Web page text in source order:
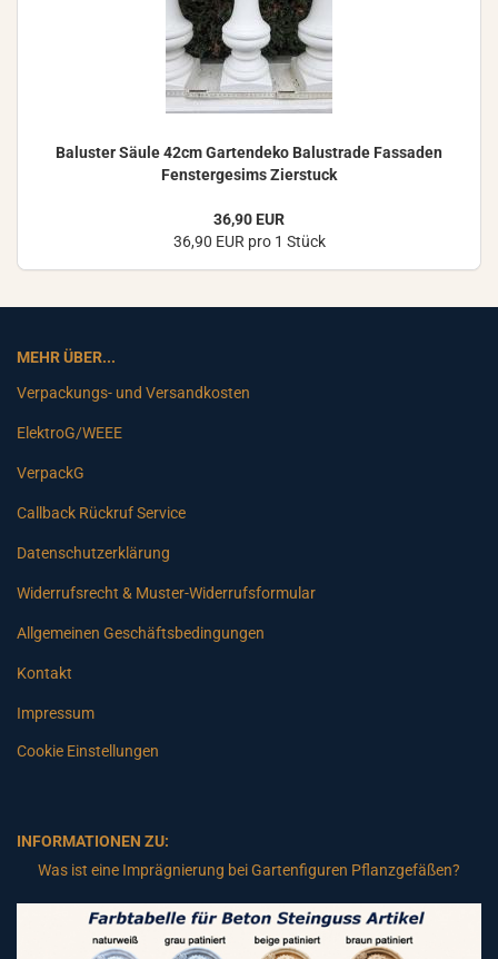
Ba­lus­ter Säule 42cm Gar­ten­de­ko Ba­lus­tra­de Fas­sa­den
Fens­ter­ge­sims Zier­stuck
36,90 EUR
36,90 EUR pro 1 Stück
MEHR ÜBER...
Verpackungs- und Versandkosten
ElektroG/WEEE
VerpackG
Callback Rückruf Service
Datenschutzerklärung
Widerrufsrecht & Muster-Widerrufsformular
Allgemeinen Geschäftsbedingungen
Kontakt
Impressum
Cookie Einstellungen
INFORMATIONEN ZU:
Was ist eine Imprägnierung bei Gartenfiguren Pflanzgefäßen?